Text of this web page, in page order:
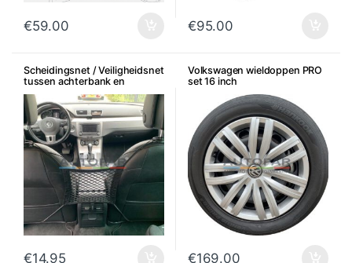
€59.00 €95.00
Scheidingsnet / Veiligheidsnet
tussen achterbank en
voorstoelen
€14.95
Volkswagen wieldoppen PRO
set 16 inch
€169.00